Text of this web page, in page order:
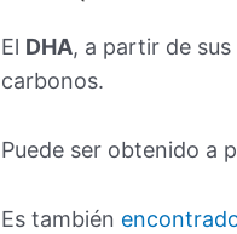
El DHA, a partir de sus
carbonos.
Puede ser obtenido a
Es también